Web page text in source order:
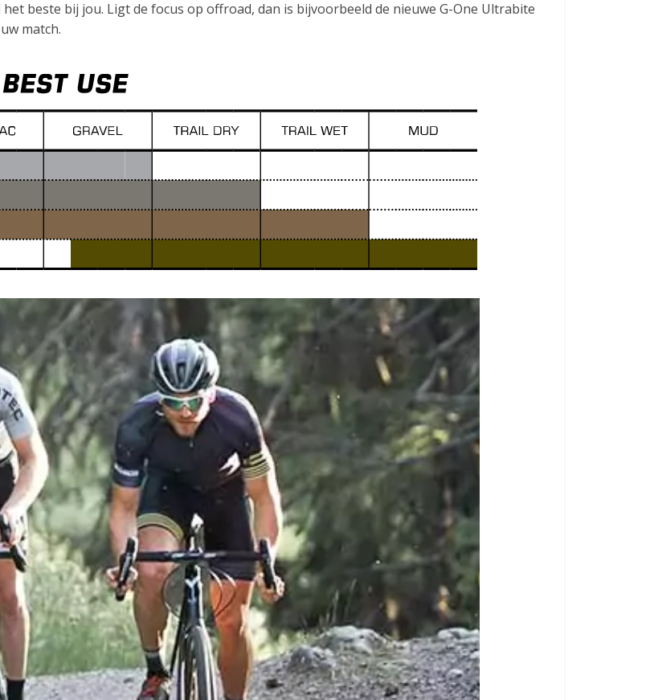
beste bij jou. Ligt de focus op offroad, dan is bijvoorbeeld de nieuwe G-One Ultrabite
match.